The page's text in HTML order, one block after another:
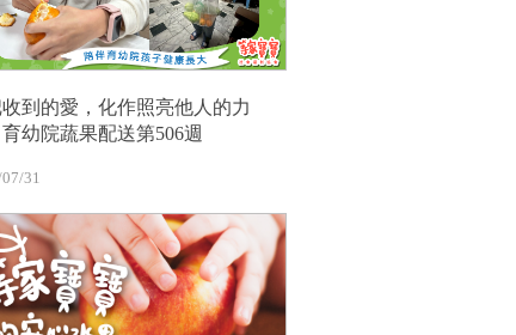
收到的愛，化作照亮他人的力
幼院蔬果配送第506週
31